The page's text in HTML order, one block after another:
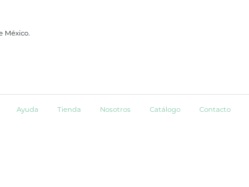
México.
Ayuda Tienda Nosotros Catálogo Contacto